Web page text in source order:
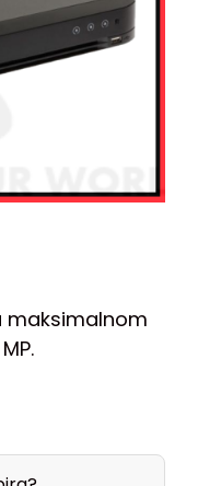
maksimalnom